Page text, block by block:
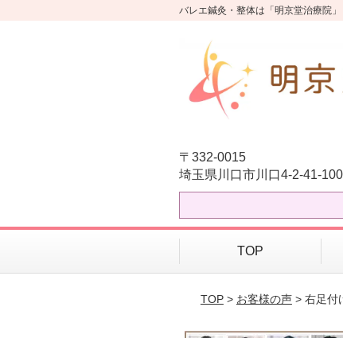
バレエ鍼灸・整体は「明京堂治療院」
〒332-0015
埼玉県川口市川口4-2-41-
TOP
TOP> お客様の声> 右足付